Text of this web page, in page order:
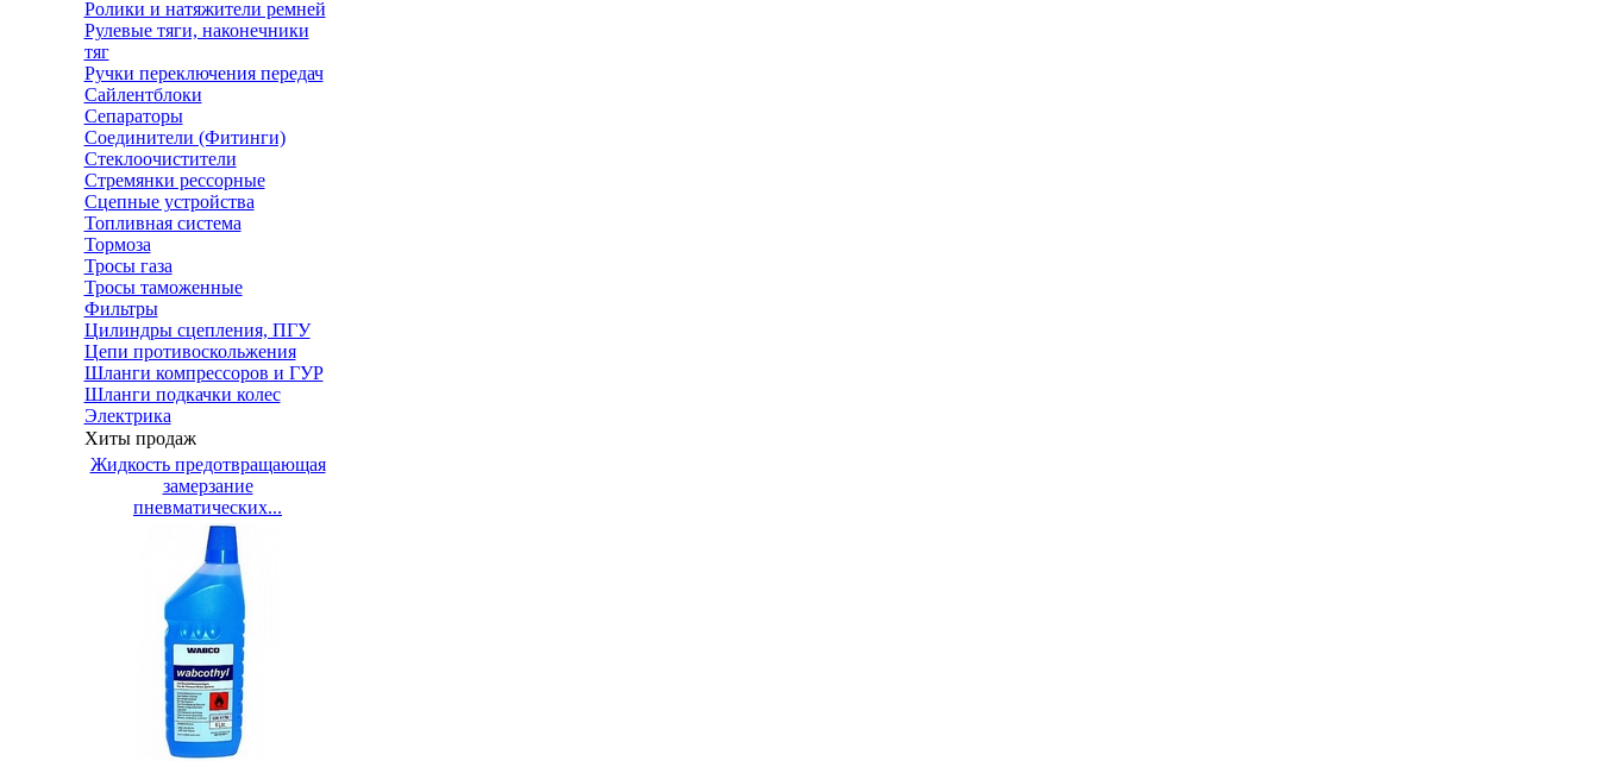
Ролики и натяжители ремней
Рулевые тяги, наконечники
тяг
Ручки переключения передач
Сайлентблоки
Сепараторы
Соединители (Фитинги)
Стеклоочистители
Стремянки рессорные
Сцепные устройства
Топливная система
Тормоза
Тросы газа
Тросы таможенные
Фильтры
Цилиндры сцепления, ПГУ
Цепи противоскольжения
Шланги компрессоров и ГУР
Шланги подкачки колес
Электрика
Хиты продаж
Жидкость предотвращающая
замерзание
пневматических...